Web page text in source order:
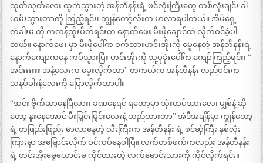
သုတ်သုတ်လေး ထွက်သွားတဲ့ အန်တီနန်းရဲ့ ဖင်လုံးကြီးတွေ တစ်လုံးချင်း ခါ
ယမ်းသွားတာကို ကြည့်ရင်း၊ ကျွန်တော့်လီးက မာလာရပါတယ်။ အိမ်ရှေ့
တံခါးမ ကို ကလန့်ထိုးပိတ်ရင်းက နောက်ဖေး မီးဖိုချောင်ထဲ လိုက်ဝင်ခဲ့ပါ
တယ်။ နောက်ဖေး မှာ မီးဖိုပေါ်က ဝက်သားဟင်းအိုးကို မွေနေတဲ့ အန်တီနန်းရဲ့
နောက်ကျောကနေ ကပ်သွားပြီး ဟင်းအိုးကို သူ့ပုခုံးပေါ်က ကျော်ကြည့်ရင်း၊ “
အင်းးးးးး အနံ့လေးက မွေးလိုက်တာ” တကယ်က အန်တီနန်း လည်ပင်းက
သနပ်ခါးနံ့လေးကို ပြောလိုက်တာပါ။
“အင်း ဗိုက်ဆာနေပြီလား၊ ခဏနေရင် ရတော့မှာ သုံးထပ်သားလေ၊ မျှစ်နဲ့ ဆို
တော့ နူးနေအောင် မီးမြှင်းမြှင်းလေးနဲ့ တည်ထားတာ” အဲဒီအချိန်မှာ ကျွန်တော့
ရဲ့ တဖြည်းဖြည်း မာလာနေတဲ့ လီးကြီးက အန်တီနန်း ရဲ့ ဖင်ဆုံကြီး နှစ်လုံး
ကြားမှာ အမြှောင်းလိုက် ဝင်ကပ်နေပါပြီ။ လက်တစ်ဖက်ကလည်း အန်တီနန်း
ရဲ့ ဟင်းအိုးမွေယောင်းမ ကိုင်ထားတဲ့ လက်မောင်းသားကို ကိုင်လိုက်ရင်း။